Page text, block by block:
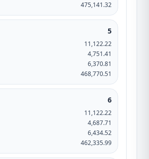
475,141.32
5
11,122.22
4,751.41
6,370.81
468,770.51
6
11,122.22
4,687.71
6,434.52
462,335.99